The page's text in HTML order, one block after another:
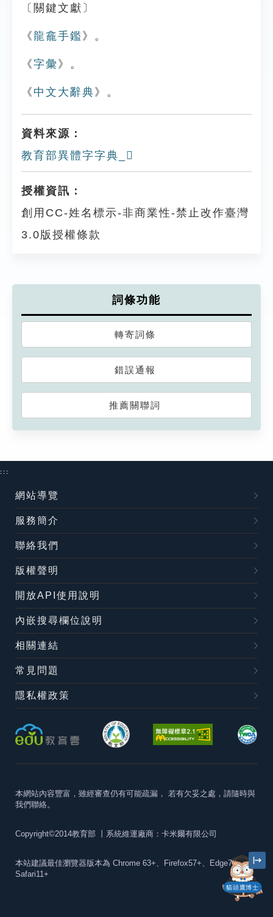
〔關鍵文獻〕
《龍龕手鑑 》。
《字彙 》。
《 中文大辭典 》。
資料來源：
教育部異體字字典_𤼹
授權資訊：
創用CC-姓名標示-非商業性-禁止改作臺灣
3.0版授權條款
詞條功能
轉寄詞條
錯誤通報
推薦關聯詞
貓頭鷹博士
:::
網站導覽
服務簡介
聯絡我們
版權聲明
開放API使用說明
內嵌搜尋欄位說明
相關連結
常見問題
隱私權政策
本網站內容豐富，雖經審查仍有可能疏漏， 若有欠妥之處，請隨時與
我們聯絡。
Copyright©2014教育部 丨系統維運廠商：卡米爾有限公司
本站建議最佳瀏覽器版本為 Chrome 63+、Firefox57+、Edge79+及
Safari11+